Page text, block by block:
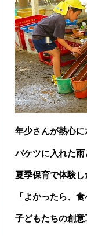
年少さんが熱心
バケツに入れた
夏季保育で体験
「よかったら、
子どもたちの創